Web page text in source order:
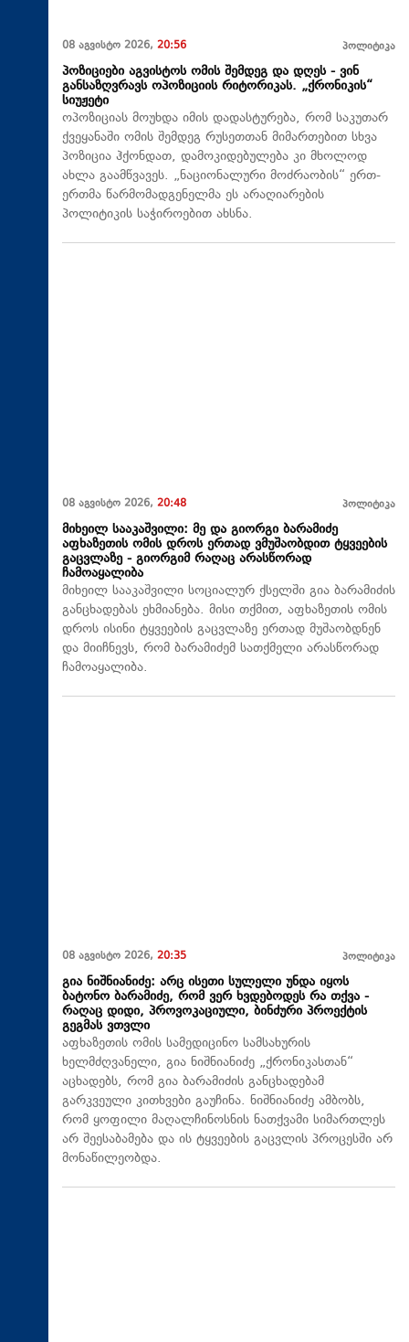
08 აგვისტო 2026, 20:56 პოლიტიკა
პოზიციები აგვისტოს ომის შემდეგ და დღეს - ვინ
განსაზღვრავს ოპოზიციის რიტორიკას. „ქრონიკის“
სიუჟეტი
ოპოზიციას მოუხდა იმის დადასტურება, რომ საკუთარ
ქვეყანაში ომის შემდეგ რუსეთთან მიმართებით სხვა
პოზიცია ჰქონდათ, დამოკიდებულება კი მხოლოდ
ახლა გაამწვავეს. „ნაციონალური მოძრაობის“ ერთ-
ერთმა წარმომადგენელმა ეს არაღიარების
პოლიტიკის საჭიროებით ახსნა.
08 აგვისტო 2026, 20:48 პოლიტიკა
მიხეილ სააკაშვილი: მე და გიორგი ბარამიძე
აფხაზეთის ომის დროს ერთად ვმუშაობდით ტყვეების
გაცვლაზე - გიორგიმ რაღაც არასწორად
ჩამოაყალიბა
მიხეილ სააკაშვილი სოციალურ ქსელში გია ბარამიძის
განცხადებას ეხმიანება. მისი თქმით, აფხაზეთის ომის
დროს ისინი ტყვეების გაცვლაზე ერთად მუშაობდნენ
და მიიჩნევს, რომ ბარამიძემ სათქმელი არასწორად
ჩამოაყალიბა.
08 აგვისტო 2026, 20:35 პოლიტიკა
გია ნიშნიანიძე: არც ისეთი სულელი უნდა იყოს
ბატონო ბარამიძე, რომ ვერ ხვდებოდეს რა თქვა -
რაღაც დიდი, პროვოკაციული, ბინძური პროექტის
გეგმას ვთვლი
აფხაზეთის ომის სამედიცინო სამსახურის
ხელმძღვანელი, გია ნიშნიანიძე „ქრონიკასთან“
აცხადებს, რომ გია ბარამიძის განცხადებამ
გარკვეული კითხვები გაუჩინა. ნიშნიანიძე ამბობს,
რომ ყოფილი მაღალჩინოსნის ნათქვამი სიმართლეს
არ შეესაბამება და ის ტყვეების გაცვლის პროცესში არ
მონაწილეობდა.